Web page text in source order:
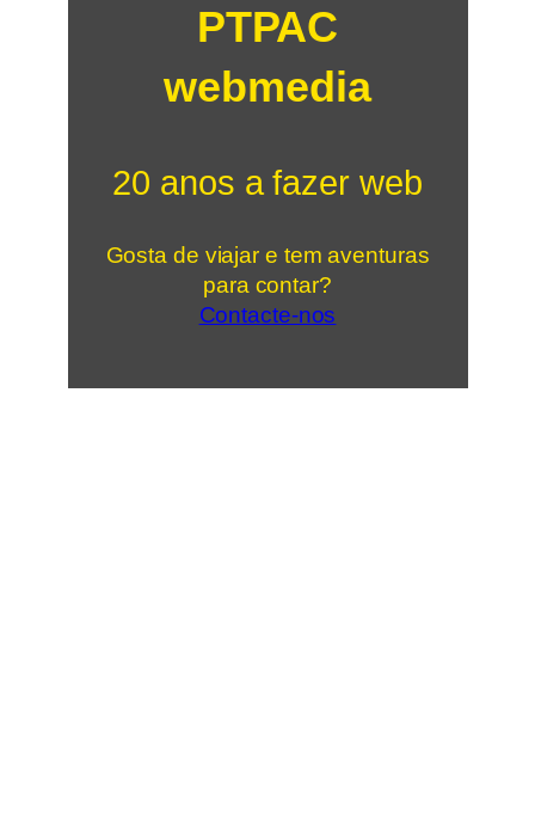
PTPAC
webmedia
20 anos a fazer web
Gosta de viajar e tem aventuras
para contar?
Contacte-nos